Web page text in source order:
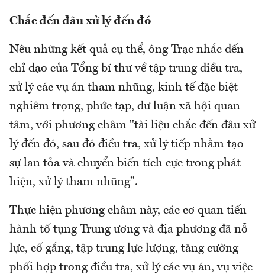
Chắc đến đâu xử lý đến đó
Nêu những kết quả cụ thể, ông Trạc nhắc đến
chỉ đạo của Tổng bí thư về tập trung điều tra,
xử lý các vụ án tham nhũng, kinh tế đặc biệt
nghiêm trọng, phức tạp, dư luận xã hội quan
tâm, với phương châm "tài liệu chắc đến đâu xử
lý đến đó, sau đó điều tra, xử lý tiếp nhằm tạo
sự lan tỏa và chuyển biến tích cực trong phát
hiện, xử lý tham nhũng".
Thực hiện phương châm này, các cơ quan tiến
hành tố tụng Trung ương và địa phương đã nỗ
lực, cố gắng, tập trung lực lượng, tăng cường
phối hợp trong điều tra, xử lý các vụ án, vụ việc